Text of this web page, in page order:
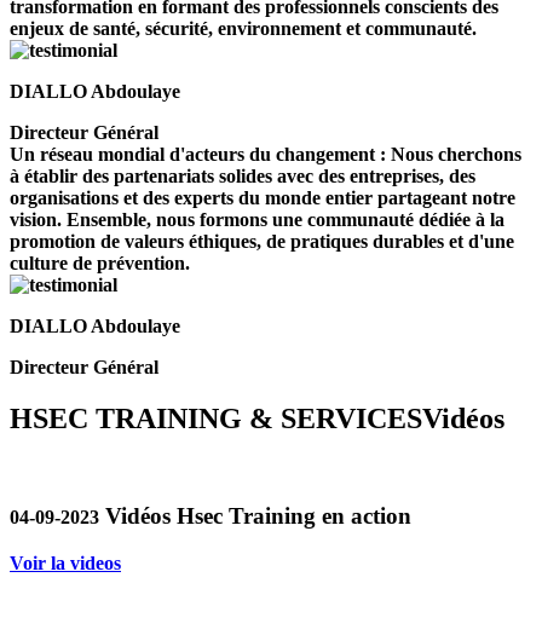
transformation en formant des professionnels conscients des
enjeux de santé, sécurité, environnement et communauté.
DIALLO Abdoulaye
Directeur Général
Un réseau mondial d'acteurs du changement : Nous cherchons
à établir des partenariats solides avec des entreprises, des
organisations et des experts du monde entier partageant notre
vision. Ensemble, nous formons une communauté dédiée à la
promotion de valeurs éthiques, de pratiques durables et d'une
culture de prévention.
DIALLO Abdoulaye
Directeur Général
HSEC TRAINING & SERVICESVidéos
04-09-2023 Vidéos Hsec Training en action
Voir la videos